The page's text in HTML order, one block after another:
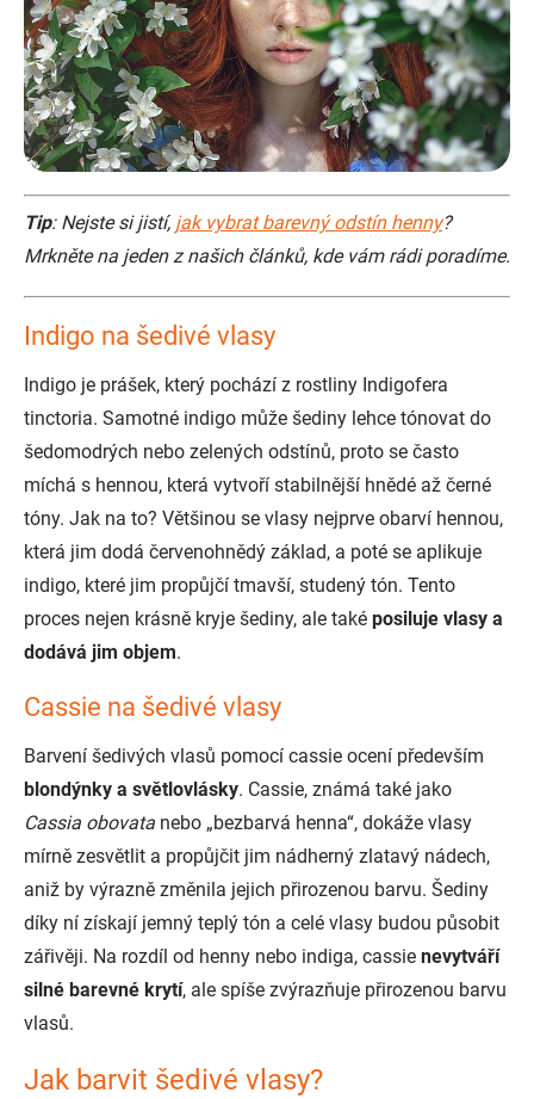
Tip: Nejste si jistí, jak vybrat barevný odstín henny?
Mrkněte na jeden z našich článků, kde vám rádi poradíme.
Indigo na šedivé vlasy
Indigo je prášek, který pochází z rostliny Indigofera
tinctoria. Samotné indigo může šediny lehce tónovat do
šedomodrých nebo zelených odstínů, proto se často
míchá s hennou, která vytvoří stabilnější hnědé až černé
tóny. Jak na to? Většinou se vlasy nejprve obarví hennou,
která jim dodá červenohnědý základ, a poté se aplikuje
indigo, které jim propůjčí tmavší, studený tón. Tento
proces nejen krásně kryje šediny, ale také posiluje vlasy a
dodává jim objem.
Cassie na šedivé vlasy
Barvení šedivých vlasů pomocí cassie ocení především
blondýnky a světlovlásky. Cassie, známá také jako
Cassia obovata nebo „bezbarvá henna“, dokáže vlasy
mírně zesvětlit a propůjčit jim nádherný zlatavý nádech,
aniž by výrazně změnila jejich přirozenou barvu. Šediny
díky ní získají jemný teplý tón a celé vlasy budou působit
zářivěji. Na rozdíl od henny nebo indiga, cassie nevytváří
silné barevné krytí, ale spíše zvýrazňuje přirozenou barvu
vlasů.
Jak barvit šedivé vlasy?